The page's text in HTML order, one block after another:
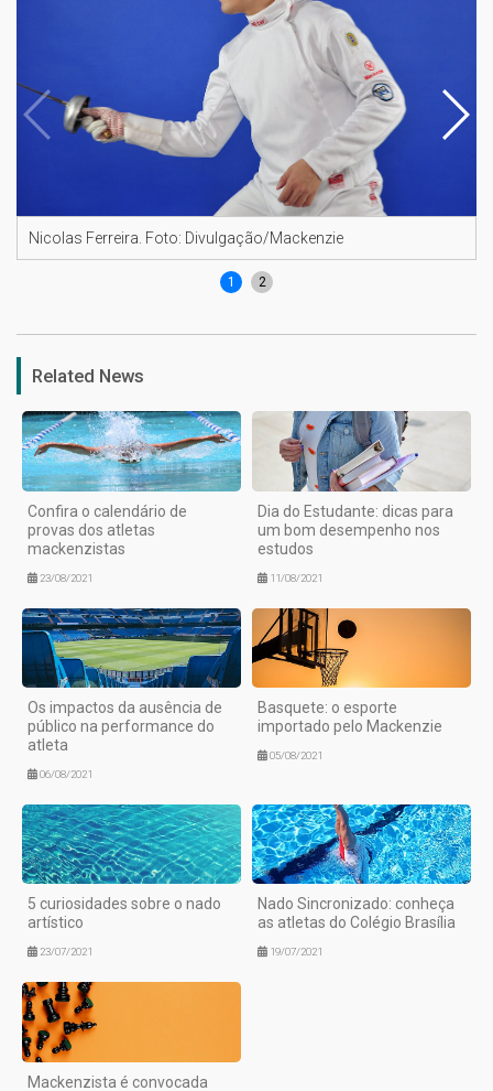
Nicolas Ferreira. Foto: Divulgação/Mackenzie
1 2
Related News
Confira o calendário de
provas dos atletas
mackenzistas
23/08/2021
Dia do Estudante: dicas para
um bom desempenho nos
estudos
11/08/2021
Os impactos da ausência de
público na performance do
atleta
06/08/2021
Basquete: o esporte
importado pelo Mackenzie
05/08/2021
5 curiosidades sobre o nado
artístico
23/07/2021
Nado Sincronizado: conheça
as atletas do Colégio Brasília
19/07/2021
Mackenzista é convocada